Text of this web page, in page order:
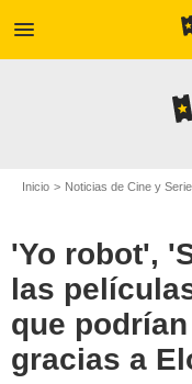
menu
Inicio Noticias de Cine y
'Yo robot',
las
que
gracias a